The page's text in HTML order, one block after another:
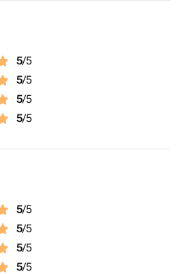
5/5
5/5
5/5
5/5
5/5
5/5
5/5
5/5